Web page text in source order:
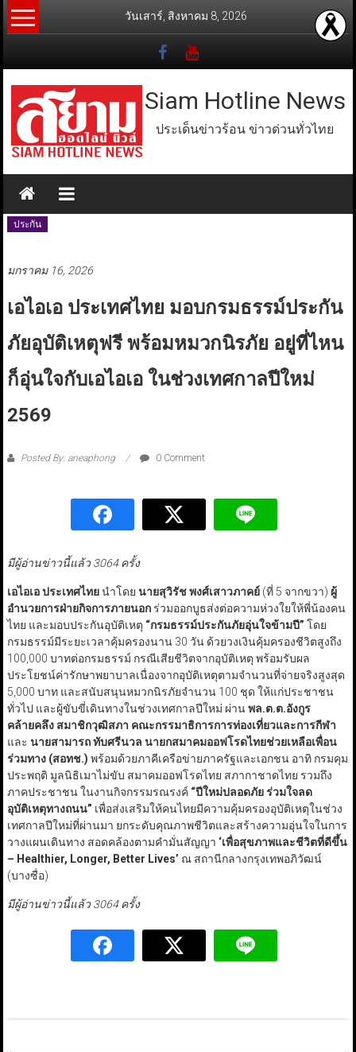
Skip
to
วันเสาร์, สิงหาคม 8, 2026
Siam Hotline News
ประเด็นข่าวร้อน ข่าวด่วนทั่วไทย
ประกัน
มกราคม 16, 2026
เอไอเอ ประเทศไทย มอบกรมธรรม์ประกัน
ภัยอุบัติเหตุฟรี พร้อมหมวกนิรภัย อยู่ที่ไหน
ก็อุ่นใจกับเอไอเอ ในช่วงเทศกาลปีใหม่
2569
Posted By: aneaphong 0 Comment
มีผู้อ่านข่าวนี้แล้ว 3064 ครั้ง
เอไอเอ ประเทศไทยนำโดย นายสุวิรัช พงศ์เสาวภาคย์(ที่ 5 จากขวา) ผู้
อำนวยการฝ่ายกิจการภายนอกร่วมออกบูธส่งต่อความห่วงใยให้พี่น้องคน
ไทย และมอบประกันอุบัติเหตุ “กรมธรรม์ประกันภัยอุ่นใจข้ามปี” โดย
กรมธรรม์มีระยะเวลาคุ้มครองนาน 30 วัน ด้วยวงเงินคุ้มครองชีวิตสูงถึง
100,000 บาทต่อกรมธรรม์ กรณีเสียชีวิตจากอุบัติเหตุ พร้อมรับผล
ประโยชน์ค่ารักษาพยาบาลเนื่องจากอุบัติเหตุตามจำนวนที่จ่ายจริงสูงสุด
5,000 บาท และสนับสนุนหมวกนิรภัยจำนวน 100 ชุด ให้แก่ประชาชน
ทั่วไป และผู้ขับขี่เดินทางในช่วงเทศกาลปีใหม่ ผ่านพล.ต.ต.อังกูร
คล้ายคลึง สมาชิกวุฒิสภา คณะกรรมาธิการการท่องเที่ยวและการกีฬา
และ นายสามารถ ทับศรีนวล นายกสมาคมออฟโรดไทยช่วยเหลือเพื่อน
ร่วมทาง (สอทช.) พร้อมด้วยภาคีเครือข่ายภาครัฐและเอกชน อาทิ กรมคุม
ประพฤติ มูลนิธิเมาไม่ขับ สมาคมออฟโรดไทย สภากาชาดไทย รวมถึง
ภาคประชาชน ในงานกิจกรรมรณรงค์ “ปีใหม่ปลอดภัย ร่วมใจลด
อุบัติเหตุทางถนน” เพื่อส่งเสริมให้คนไทยมีความคุ้มครองอุบัติเหตุในช่วง
เทศกาลปีใหม่ที่ผ่านมา ยกระดับคุณภาพชีวิตและสร้างความอุ่นใจในการ
วางแผนเดินทาง สอดคล้องตามคำมั่นสัญญา ‘เพื่อสุขภาพและชีวิตที่ดีขึ้น
– Healthier, Longer, Better Lives’ ณ สถานีกลางกรุงเทพอภิวัฒน์
(บางซื่อ)
มีผู้อ่านข่าวนี้แล้ว 3064 ครั้ง